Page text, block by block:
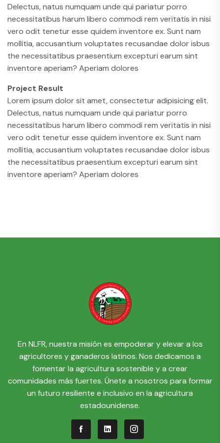
Delectus, natus numquam unde qui pariatur porro
necessitatibus harum libero commodi rem veritatis in nisi
vero odit tenetur esse quidem inventore ex. Sunt nam
mollitia, accusantium voluptates recusandae dolor isbus
the necessitatibus praesentium excepturi earum sint
inventore aperiam? Aperiam dolores
Project Result
Lorem ipsum dolor sit amet, consectetur adipisicing elit.
Delectus, natus numquam unde qui pariatur porro
necessitatibus harum libero commodi rem veritatis in nisi
vero odit tenetur esse quidem inventore ex. Sunt nam
mollitia, accusantium voluptates recusandae dolor isbus
the necessitatibus praesentium excepturi earum sint
inventore aperiam? Aperiam dolores
En NLFR, nuestra misión es empoderar y elevar a los
agricultores y ganaderos latinos. Nos dedicamos a
fomentar la agricultura sostenible y a crear
comunidades más fuertes. Únete a nosotros para formar
un futuro resiliente e inclusivo en la agricultura
estadounidense.